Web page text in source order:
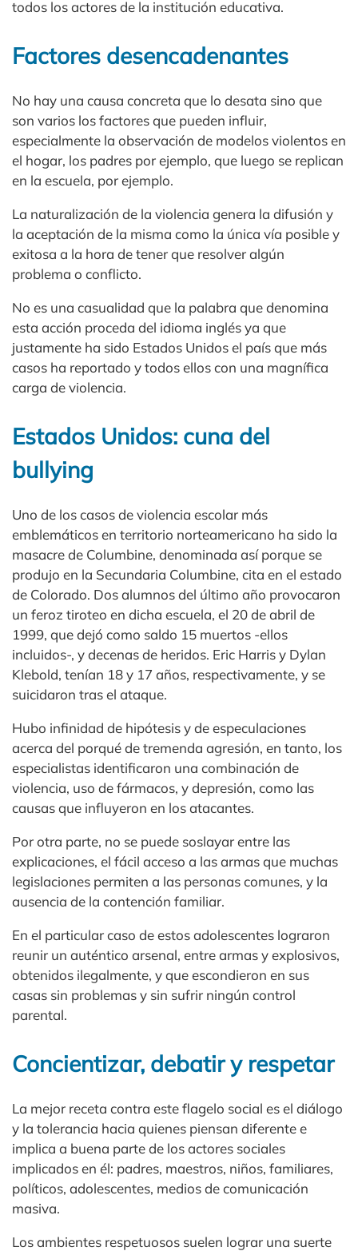
todos los actores de la institución educativa.
Factores desencadenantes
No hay una causa concreta que lo desata sino que
son varios los factores que pueden influir,
especialmente la observación de modelos violentos en
el hogar, los padres por ejemplo, que luego se replican
en la escuela, por ejemplo. ​
La naturalización de la violencia genera la difusión y
la aceptación de la misma como la única vía posible y
exitosa a la hora de tener que resolver algún
problema o conflicto.​
No es una casualidad que la palabra que denomina
esta acción proceda del idioma inglés ya que
justamente ha sido Estados Unidos el país que más
casos ha reportado y todos ellos con una magnífica
carga de violencia.​
Estados Unidos: cuna del
bullying
Uno de los casos de violencia escolar más
emblemáticos en territorio norteamericano ha sido la
masacre de Columbine, denominada así porque se
produjo en la Secundaria Columbine, cita en el estado
de Colorado.​ Dos alumnos del último año provocaron
un feroz tiroteo en dicha escuela, el 20 de abril de
1999, que dejó como saldo 15 muertos -ellos
incluidos-, y decenas de heridos. ​Eric Harris y Dylan
Klebold, tenían 18 y 17 años, respectivamente, y se
suicidaron tras el ataque.​
Hubo infinidad de hipótesis y de especulaciones
acerca del porqué de tremenda agresión, en tanto, los
especialistas identificaron una combinación de
violencia, uso de fármacos, y depresión, como las
causas que influyeron en los atacantes. ​
Por otra parte, no se puede soslayar entre las
explicaciones, el fácil acceso a las armas que muchas
legislaciones permiten a las personas comunes, y la
ausencia de la contención familiar.​
En el particular caso de estos adolescentes lograron
reunir un auténtico arsenal, entre armas y explosivos,
obtenidos ilegalmente, y que escondieron en sus
casas sin problemas y sin sufrir ningún control
parental.​
Concientizar, debatir y respetar
La mejor receta contra este flagelo social es el diálogo
y la tolerancia hacia quienes piensan diferente e
implica a buena parte de los actores sociales
implicados en él: padres, maestros, niños, familiares,
políticos, adolescentes, medios de comunicación
masiva.​
Los ambientes respetuosos suelen lograr una suerte